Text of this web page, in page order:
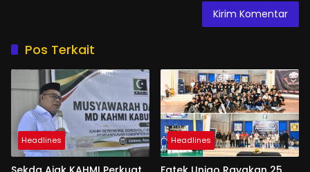
Pos Terkait
Headlines Headlines